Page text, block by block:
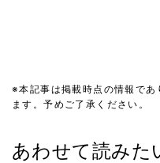
※本記事は掲載時点の情報であ
ます。予めご了承ください。
あわせて読みた